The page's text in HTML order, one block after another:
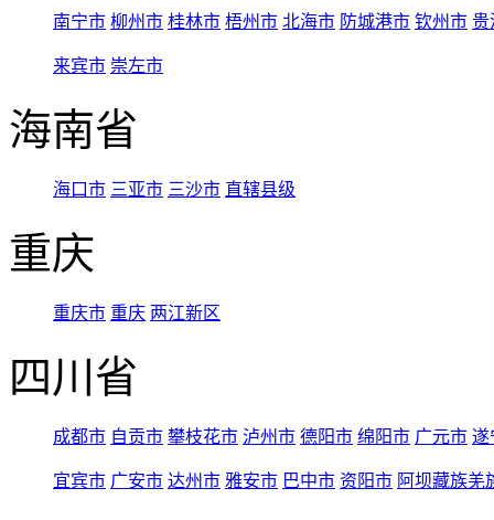
南宁市 柳州市 桂林市 梧州市 北海市 防城港市 钦州市 贵
来宾市 崇左市
海南省
海口市 三亚市 三沙市 直辖县级
重庆
重庆市 重庆 两江新区
四川省
成都市 自贡市 攀枝花市 泸州市 德阳市 绵阳市 广元市 遂
宜宾市 广安市 达州市 雅安市 巴中市 资阳市 阿坝藏族羌